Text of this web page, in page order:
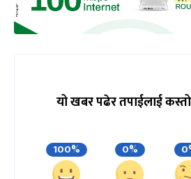
यो खबर पढेर तपाईलाई
100% 0%